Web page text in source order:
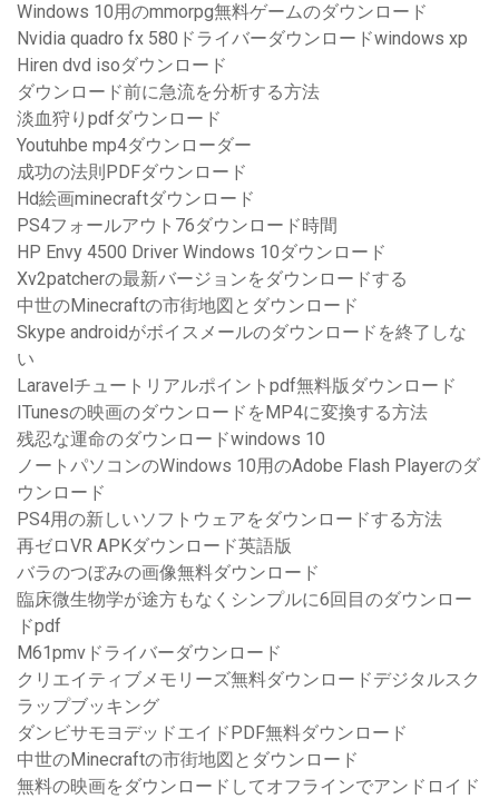
Windows 10用のmmorpg無料ゲームのダウンロード
Nvidia quadro fx 580ドライバーダウンロードwindows xp
Hiren dvd isoダウンロード
ダウンロード前に急流を分析する方法
淡血狩りpdfダウンロード
Youtuhbe mp4ダウンローダー
成功の法則PDFダウンロード
Hd絵画minecraftダウンロード
PS4フォールアウト76ダウンロード時間
HP Envy 4500 Driver Windows 10ダウンロード
Xv2patcherの最新バージョンをダウンロードする
中世のMinecraftの市街地図とダウンロード
Skype androidがボイスメールのダウンロードを終了しな
い
Laravelチュートリアルポイントpdf無料版ダウンロード
ITunesの映画のダウンロードをMP4に変換する方法
残忍な運命のダウンロードwindows 10
ノートパソコンのWindows 10用のAdobe Flash Playerのダ
ウンロード
PS4用の新しいソフトウェアをダウンロードする方法
再ゼロVR APKダウンロード英語版
バラのつぼみの画像無料ダウンロード
臨床微生物学が途方もなくシンプルに6回目のダウンロー
ドpdf
M61pmvドライバーダウンロード
クリエイティブメモリーズ無料ダウンロードデジタルスク
ラップブッキング
ダンビサモヨデッドエイドPDF無料ダウンロード
中世のMinecraftの市街地図とダウンロード
無料の映画をダウンロードしてオフラインでアンドロイド